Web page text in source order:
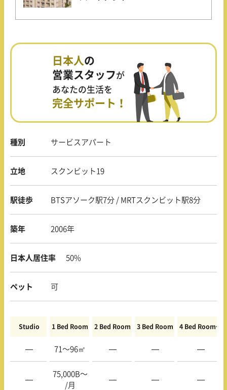
種別 サービスアパート
立地 スクンビット19
駅徒歩 BTSアソーク駅7分 / MRTスクンビット駅8分
築年 2006年
日本人居住率 50%
ペット 可
日本人の
営業スタッフが
あなたの生活を
完全サポート！
Studio 1 Bed Room 2 Bed Room 3 Bed Room 4 Bed Room〜
— 71〜96㎡ — — —
—
75,000B〜
/月
— — —